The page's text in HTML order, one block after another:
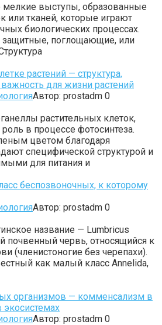
мелкие выступы, образованные
или тканей, которые играют
биологических процессах.
защитные, поглощающие, или
растений — структура,
для жизни растений
Автор: prostadm 0
растительных клеток,
в процессе фотосинтеза.
цветом благодаря
специфической структурой и
для питания и
беспозвоночных, к которому
Автор: prostadm 0
название — Lumbricus
почвенный червь, относящийся к
(членистоногие без черепахи).
как малый класс Annelida,
организмов — комменсализм в
экосистемах
Автор: prostadm 0